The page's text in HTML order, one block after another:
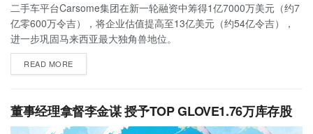
二手车平台Carsome集团在新一轮融资中筹得1亿7000万美元（约7
亿零600万令吉），将企业估值提高至13亿美元（约54亿令吉），
进一步巩固马来西亚最大独角兽地位。
READ MORE
董事经理拿督李金谋 授予TOP GLOVE1.76万库存股